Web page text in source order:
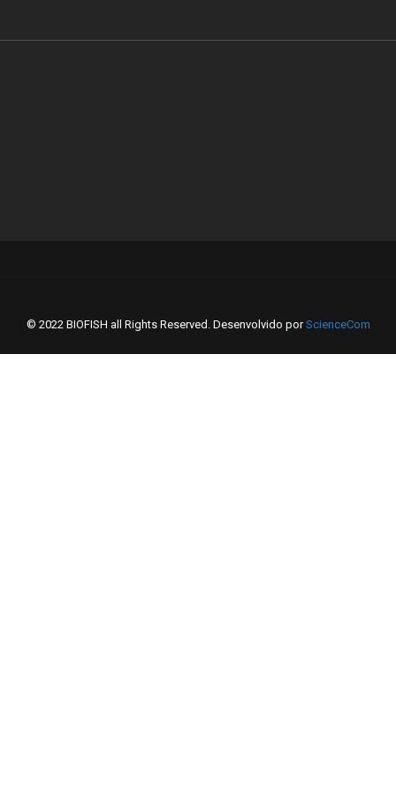
© 2022 BIOFISH all Rights Reserved. Desenvolvido porScienceCom